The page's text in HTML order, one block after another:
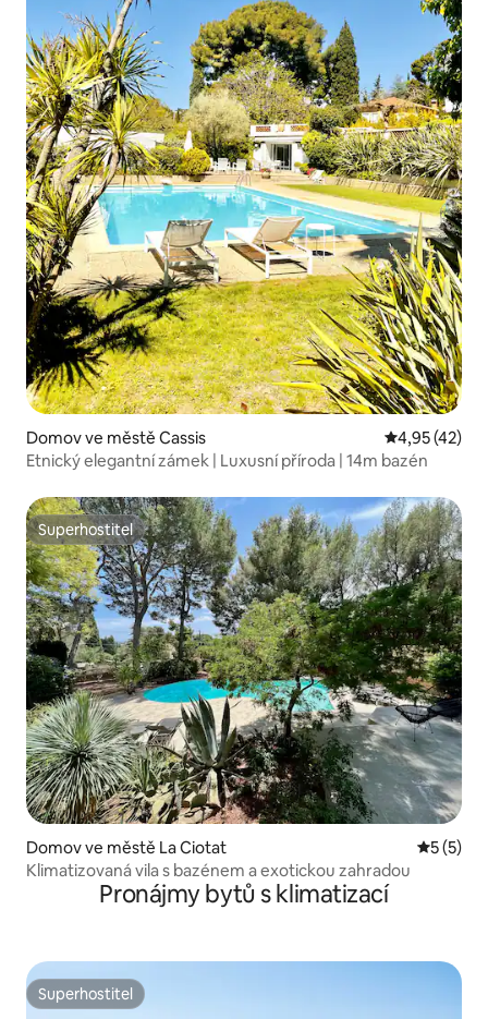
Domov ve městě Cassis Průměrné
4,95 (42)
Etnický elegantní zámek | Luxusní příroda | 14m bazén
Superhostitel
Superhostitel
Domov ve městě La Ciotat
5 (5)
Klimatizovaná vila s bazénem a exotickou zahradou
Pronájmy bytů s klimatizací
Superhostitel
Superhostitel